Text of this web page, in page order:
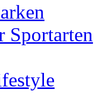
Sportarten